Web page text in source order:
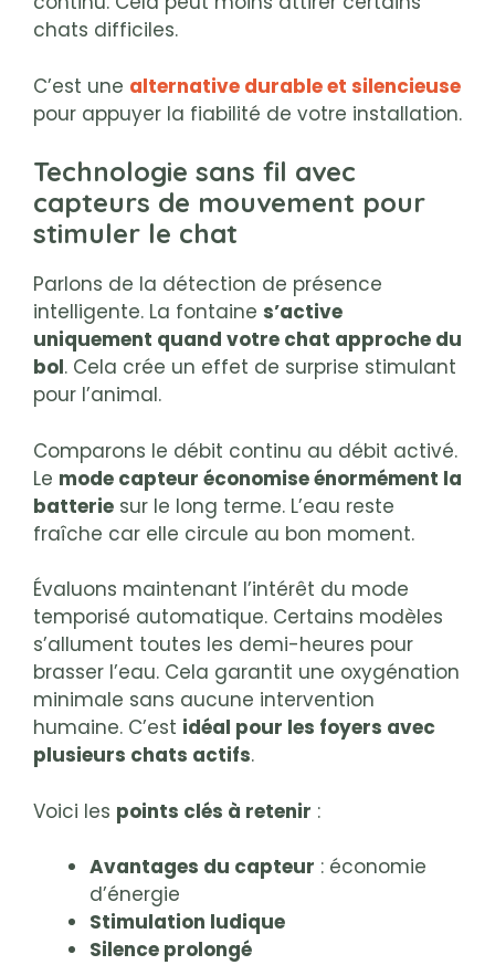
chats difficiles.
C’est une alternative durable et silencieuse
pour appuyer la fiabilité de votre installation.
Technologie sans fil avec
capteurs de mouvement pour
stimuler le chat
Parlons de la détection de présence
intelligente. La fontaine s’active
uniquement quand votre chat approche du
bol. Cela crée un effet de surprise stimulant
pour l’animal.
Comparons le débit continu au débit activé.
Le mode capteur économise énormément la
batterie sur le long terme. L’eau reste
fraîche car elle circule au bon moment.
Évaluons maintenant l’intérêt du mode
temporisé automatique. Certains modèles
s’allument toutes les demi-heures pour
brasser l’eau. Cela garantit une oxygénation
minimale sans aucune intervention
humaine. C’est idéal pour les foyers avec
plusieurs chats actifs.
Voici les points clés à retenir :
Avantages du capteur : économie
d’énergie
Stimulation ludique
Silence prolongé